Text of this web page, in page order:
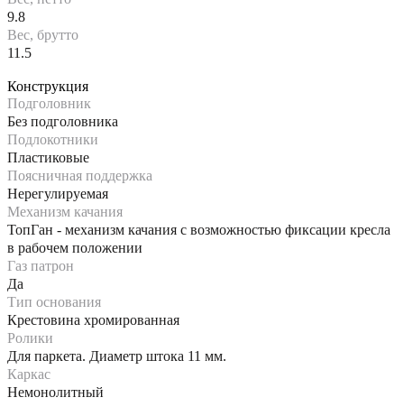
9.8
Вес, брутто
11.5
Конструкция
Подголовник
Без подголовника
Подлокотники
Пластиковые
Поясничная поддержка
Нерегулируемая
Механизм качания
ТопГан - механизм качания с возможностью фиксации кресла
в рабочем положении
Газ патрон
Да
Тип основания
Крестовина хромированная
Ролики
Для паркета. Диаметр штока 11 мм.
Каркас
Немонолитный